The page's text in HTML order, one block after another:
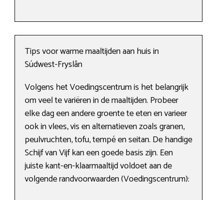
Tips voor warme maaltijden aan huis in
Súdwest-Fryslân
Volgens het Voedingscentrum is het belangrijk
om veel te variëren in de maaltijden. Probeer
elke dag een andere groente te eten en varieer
ook in vlees, vis en alternatieven zoals granen,
peulvruchten, tofu, tempé en seitan. De handige
Schijf van Vijf kan een goede basis zijn. Een
juiste kant-en-klaarmaaltijd voldoet aan de
volgende randvoorwaarden (Voedingscentrum):